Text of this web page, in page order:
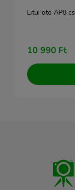
LituFoto AP8
10 990 Ft